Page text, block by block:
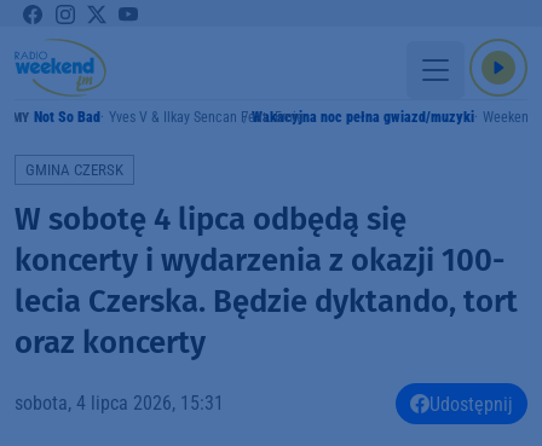
Not So Bad Yves V & Ilkay Sencan Feat. EmieWakacyjna noc pełna gwiazd/muzyki Weekend
GMINA CZERSK
W sobotę 4 lipca odbędą się
koncerty i wydarzenia z okazji 100-
lecia Czerska. Będzie dyktando, tort
oraz koncerty
sobota, 4 lipca 2026, 15:31 Udostępnij